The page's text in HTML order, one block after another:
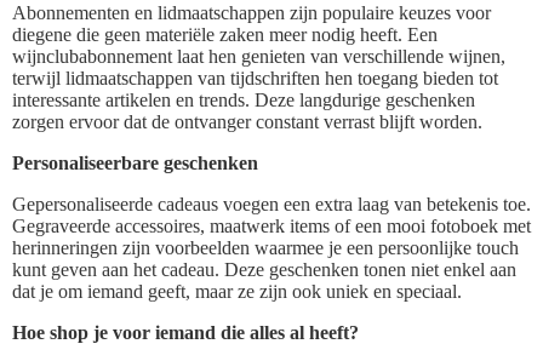
Abonnementen en lidmaatschappen zijn populaire keuzes voor
diegene die geen materiële zaken meer nodig heeft. Een
wijnclubabonnement laat hen genieten van verschillende wijnen,
terwijl lidmaatschappen van tijdschriften hen toegang bieden tot
interessante artikelen en trends. Deze langdurige geschenken
zorgen ervoor dat de ontvanger constant verrast blijft worden.
Personaliseerbare geschenken
Gepersonaliseerde cadeaus voegen een extra laag van betekenis toe.
Gegraveerde accessoires, maatwerk items of een mooi fotoboek met
herinneringen zijn voorbeelden waarmee je een persoonlijke touch
kunt geven aan het cadeau. Deze geschenken tonen niet enkel aan
dat je om iemand geeft, maar ze zijn ook uniek en speciaal.
Hoe shop je voor iemand die alles al heeft?